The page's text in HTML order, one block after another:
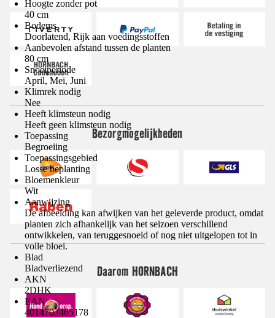
Hoogte zonder pot
40 cm
Bodems
Doorlatend, Rijk aan voedingsstoffen
Aanbevolen afstand tussen de planten
80 cm
Snoeiperiode
April, Mei, Juni
Klimrek nodig
Nee
Heeft klimsteun nodig
Heeft geen klimsteun nodig
Toepassing
Begroeiing
Toepassingsgebied
Losse beplanting
Bloemenkleur
Wit
Aanwijzing
De afbeelding kan afwijken van het geleverde product, omdat
planten zich afhankelijk van het seizoen verschillend
ontwikkelen, van teruggesnoeid of nog niet uitgelopen tot in
volle bloei.
Blad
Bladverliezend
AKN
2DHK
EAN
4014703465178
Bezorgmogelijkheden
Daarom HORNBACH